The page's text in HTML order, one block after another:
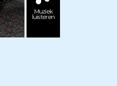
Muziek
luisteren